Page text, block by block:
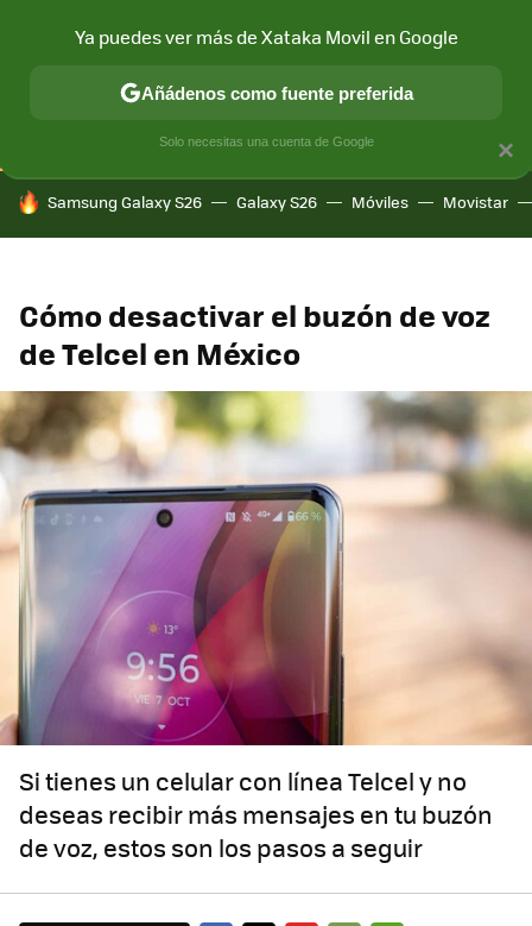
CONECTIVIDAD MÓVIL Y SOCIEDAD APLICACIONES
HOY SE HABLA DE
Samsung Galaxy S26 Galaxy S26 Móviles Movistar
Cómo desactivar el buzón de voz
de Telcel en México
Si tienes un celular con línea Telcel y no
deseas recibir más mensajes en tu buzón
de voz, estos son los pasos a seguir
×
Ya puedes ver más de Xataka Movil en Google
Añádenos como fuente preferida
Solo necesitas una cuenta de Google